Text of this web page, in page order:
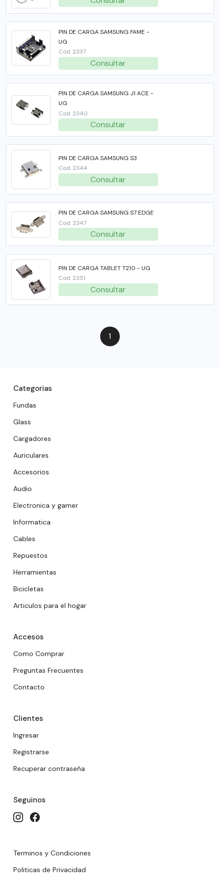
PIN DE CARGA SAMSUNG FAME -
UG
Cod. 2337
Consultar
PIN DE CARGA SAMSUNG J1 ACE -
UG
Cod. 2340
Consultar
PIN DE CARGA SAMSUNG S3
Cod. 2344
Consultar
PIN DE CARGA SAMSUNG S7 EDGE
Cod. 2347
Consultar
PIN DE CARGA TABLET T210 - UG
Cod. 2351
Consultar
1
Categorias
Fundas
Glass
Cargadores
Auriculares
Accesorios
Audio
Electronica y gamer
Informatica
Cables
Repuestos
Herramientas
Bicicletas
Articulos para el hogar
Accesos
Como Comprar
Preguntas Frecuentes
Contacto
Clientes
Ingresar
Registrarse
Recuperar contraseña
Seguinos
Terminos y Condiciones
Politicas de Privacidad
SMART TV
TABLET
TECLADO GAMER